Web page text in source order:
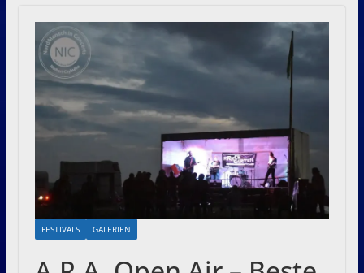
FESTIVALS GALERIEN